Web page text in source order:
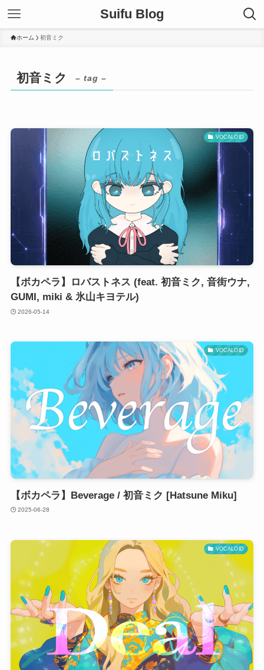
Suifu Blog
ホーム 初音ミク
初音ミク – tag –
VOCALOID
【ボカペラ】ロバストネス (feat. 初音ミク, 音街ウナ,
GUMI, miki & 氷山キヨテル)
2026-05-14
VOCALOID
【ボカペラ】Beverage / 初音ミク [Hatsune Miku]
2025-06-28
VOCALOID